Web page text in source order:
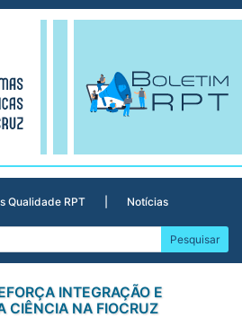
Qualidade RPT Notícias
INTEGRAÇÃO E
CIÊNCIA NA FIOCRUZ